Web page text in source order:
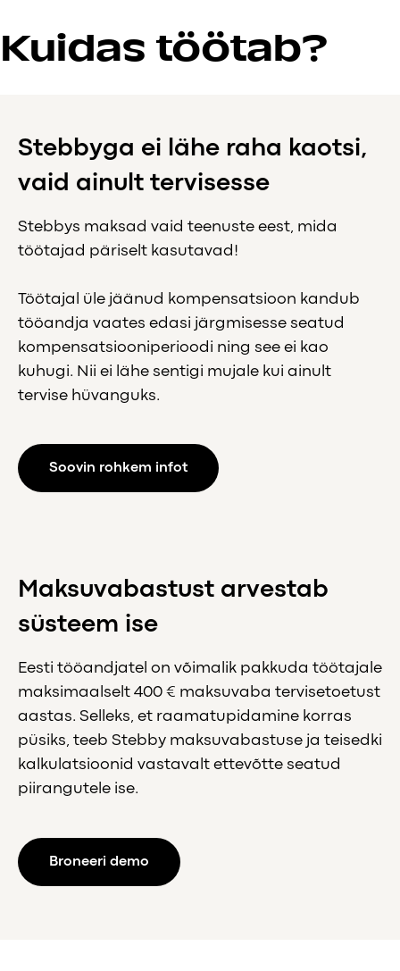
Kuidas töötab?
Stebbyga ei lähe raha kaotsi,
vaid ainult tervisesse
Stebbys maksad vaid teenuste eest, mida
töötajad päriselt kasutavad!
Töötajal üle jäänud kompensatsioon kandub
tööandja vaates edasi järgmisesse seatud
kompensatsiooniperioodi ning see ei kao
kuhugi. Nii ei lähe sentigi mujale kui ainult
tervise hüvanguks.
Soovin rohkem infot
Maksuvabastust arvestab
süsteem ise
Eesti tööandjatel on võimalik pakkuda töötajale
maksimaalselt 400 € maksuvaba tervisetoetust
aastas. Selleks, et raamatupidamine korras
püsiks, teeb Stebby maksuvabastuse ja teisedki
kalkulatsioonid vastavalt ettevõtte seatud
piirangutele ise.
Broneeri demo